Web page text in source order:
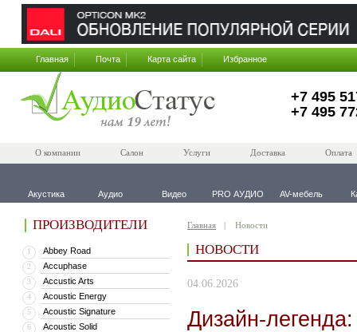
Главная Почта Карта сайта Избранное
+7 495
+7 495
О компании Салон Услуги Доставка Оплата
Акустика Аудио Видео PRO АУДИО AV-мебель
ПРОИЗВОДИТЕЛИ
1 Abbey Road
2 Accuphase
3 Accustic Arts
4 Acoustic Energy
5 Acoustic Signature
6 Acoustic Solid
Главная Новости
НОВОСТИ
04.06.2026
Дизайн-